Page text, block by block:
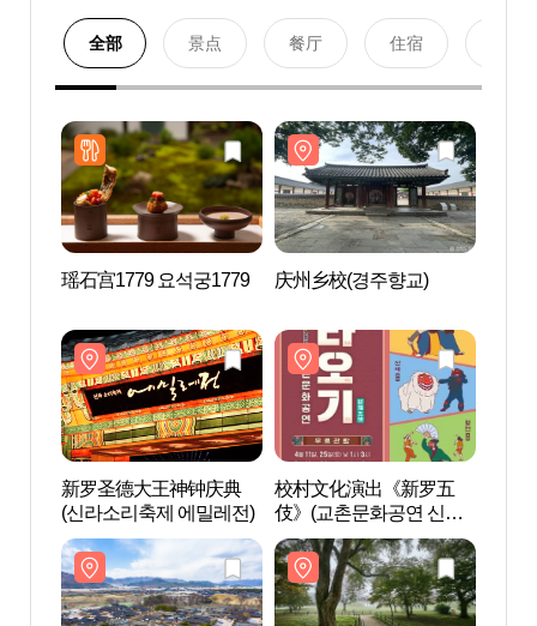
全部 景点 餐厅 住宿
瑶石宫1779 요석궁1779 庆州乡校(경주향교)
新罗圣德大王神钟庆典
(신라소리축제 에밀레전)
校村文化演出《新罗五
伎》(교촌문화공연 신라
오기)